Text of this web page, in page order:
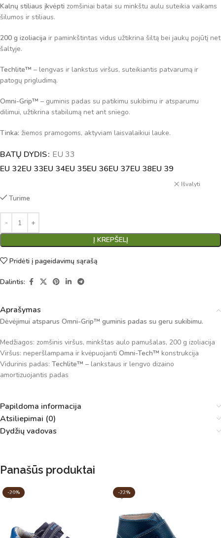
Kalnų stiliaus įkvėpti zomšiniai batai su minkštu aulu suteikia vaikams
šilumos ir stiliaus.
200 g izoliacija ir paminkštintas vidus užtikrina šiltą bei jaukų pojūtį net
šaltyje.
Techlite™ – lengvas ir lankstus viršus, suteikiantis patvarumą ir
patogų prigludimą.
Omni-Grip™ – guminis padas su patikimu sukibimu ir atsparumu
dilimui, užtikrina stabilumą net ant sniego.
Tinka: žiemos pramogoms, aktyviam laisvalaikiui lauke.
BATŲ DYDIS EU 33
EU 32EU 33EU 34EU 35EU 36EU 37EU 38EU 39
Išvalyti
Turime
Į KREPŠELĮ
Alternative:
Pridėti į pageidavimų sąrašą
Dalintis:
Aprašymas
Dėvėjimui atsparus Omni-Grip™ guminis padas su geru sukibimu.
Medžiagos: zomšinis viršus, minkštas aulo pamušalas, 200 g izoliacija
Viršus: neperšlampama ir kvėpuojanti Omni-Tech™ konstrukcija
Vidurinis padas: Techlite™ – lankstaus ir lengvo dizaino
amortizuojantis padas
Papildoma informacija
Atsiliepimai (0)
Dydžių vadovas
Panašūs produktai
-20% -22%